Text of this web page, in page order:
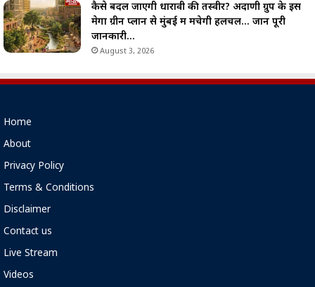
कैसे बदल जाएगी धारावी की तस्वीर? अदाणी ग्रुप के इस
मेगा ग्रीन प्लान से मुंबई में मचेगी हलचल… जानें पूरी
जानकारी…
August 3, 2026
Home
About
Privacy Policy
Terms & Conditions
Disclaimer
Contact us
Live Stream
Videos